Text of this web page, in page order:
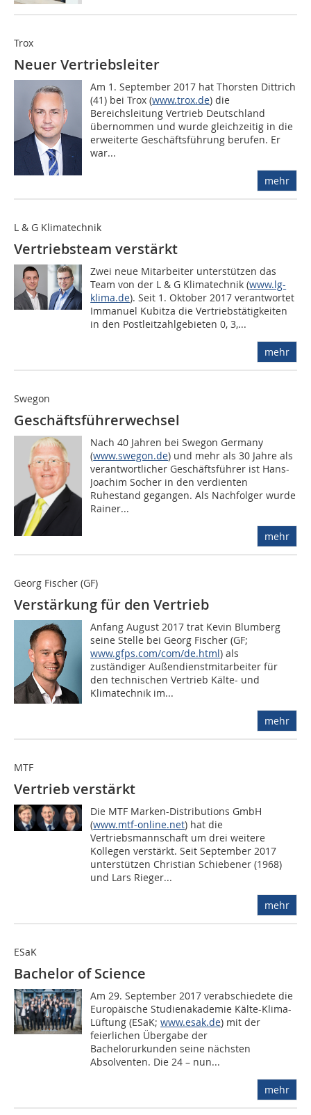
Trox
Neuer Vertriebsleiter
Am 1. September 2017 hat Thorsten Dittrich
(41) bei Trox (www.trox.de) die
Bereichsleitung Vertrieb Deutschland
übernommen und wurde gleichzeitig in die
erweiterte Geschäftsführung berufen. Er
war...
mehr
L & G Klimatechnik
Vertriebsteam verstärkt
Zwei neue Mitarbeiter unterstützen das
Team von der L & G Klimatechnik (www.lg-
klima.de). Seit 1. Oktober 2017 verantwortet
Immanuel Kubitza die Vertriebstätigkeiten
in den Postleitzahlgebieten 0, 3,...
mehr
Swegon
Geschäftsführerwechsel
Nach 40 Jahren bei Swegon Germany
(www.swegon.de) und mehr als 30 Jahre als
verantwortlicher Geschäftsführer ist Hans-
Joachim Socher in den verdienten
Ruhestand gegangen. Als Nachfolger wurde
Rainer...
mehr
Georg Fischer (GF)
Verstärkung für den Vertrieb
Anfang August 2017 trat Kevin Blumberg
seine Stelle bei Georg Fischer (GF;
www.gfps.com/com/de.html) als
zuständiger Außendienstmitarbeiter für
den technischen Vertrieb Kälte- und
Klimatechnik im...
mehr
MTF
Vertrieb verstärkt
Die MTF Marken-Distributions GmbH
(www.mtf-online.net) hat die
Vertriebsmannschaft um drei weitere
Kollegen verstärkt. Seit September 2017
unterstützen Christian Schiebener (1968)
und Lars Rieger...
mehr
ESaK
Bachelor of Science
Am 29. September 2017 verabschiedete die
Europäische Studienakademie Kälte-Klima-
Lüftung (ESaK;www.esak.de) mit der
feierlichen Übergabe der
Bachelorurkunden seine nächsten
Absolventen. Die 24 – nun...
mehr